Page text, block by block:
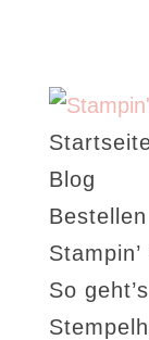
Blog
Bestellen
So geht’s